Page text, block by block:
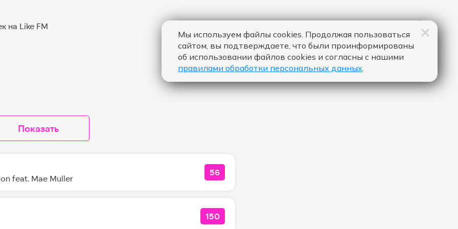
Показать
feat. Mae Muller КОЛИЧЕСТВО ЛАЙКОВ ЗА "LOVE HURT - ALLE FARBEN &
56
КОЛИЧЕСТВО ЛАЙКОВ ЗА "МЫСЛИ - ТИМА БЕЛОРУССКИХ":
150
Мы используем файлы cookies. Продолжая пользоваться
сайтом, вы подтверждаете, что были проинформированы
об использовании файлов cookies и согласны с нашими
правилами обработки персональных данных.